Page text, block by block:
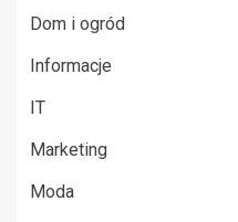
Dom i ogród
Informacje
IT
Marketing
Moda